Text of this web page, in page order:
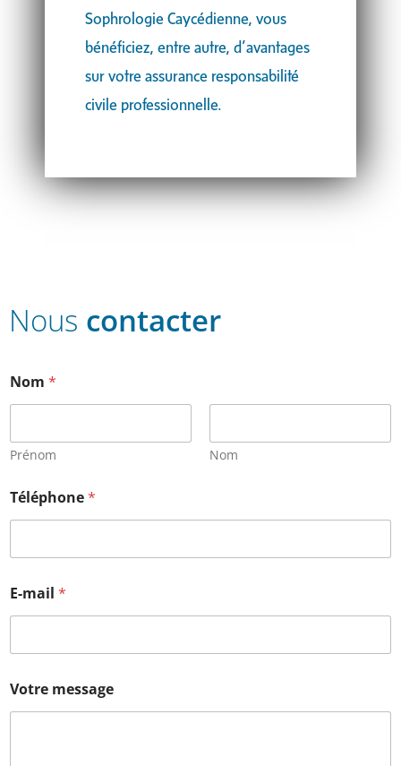
Sophrologie Caycédienne, vous
bénéficiez, entre autre, d’avantages
sur votre assurance responsabilité
civile professionnelle.
Nous contacter
Nom *
Prénom Nom
Téléphone*
E-mail *
Votre message